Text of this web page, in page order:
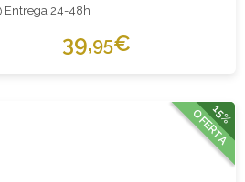
Entrega 24-48h
39,95€
15%
OFERTA